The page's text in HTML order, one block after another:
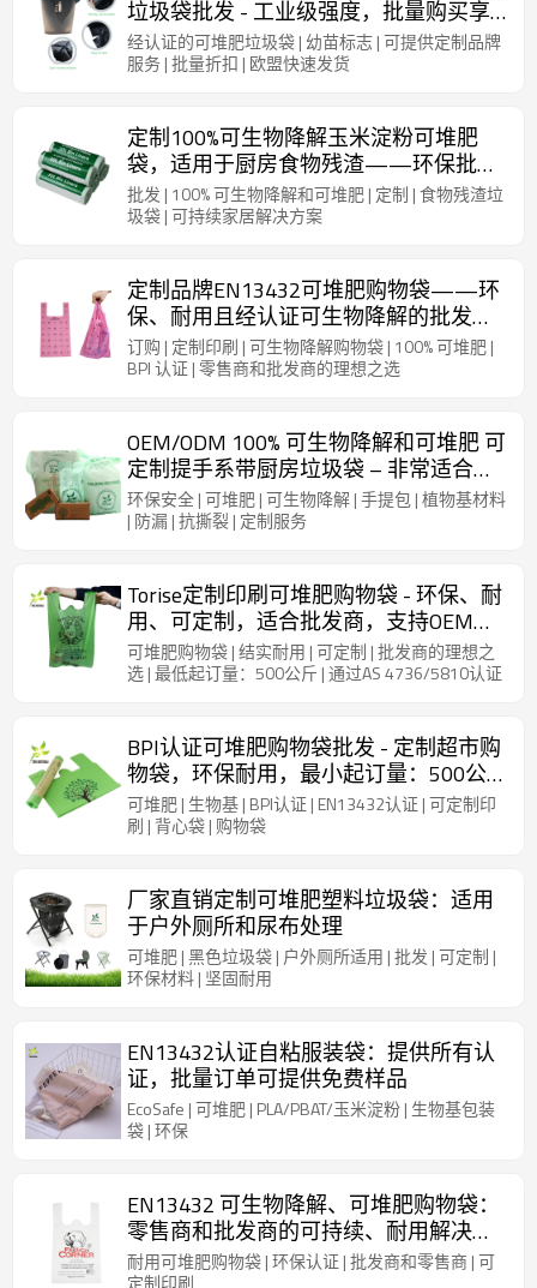
垃圾袋批发 - 工业级强度，批量购买享
折扣
经认证的可堆肥垃圾袋 | 幼苗标志 | 可提供定制品牌
服务 | 批量折扣 | 欧盟快速发货
定制100%可生物降解玉米淀粉可堆肥
袋，适用于厨房食物残渣——环保批发
解决方案
批发 | 100% 可生物降解和可堆肥 | 定制 | 食物残渣垃
圾袋 | 可持续家居解决方案
定制品牌EN13432可堆肥购物袋——环
保、耐用且经认证可生物降解的批发购
物袋
订购 | 定制印刷 | 可生物降解购物袋 | 100% 可堆肥 |
BPI 认证 | 零售商和批发商的理想之选
OEM/ODM 100% 可生物降解和可堆肥 可
定制提手系带厨房垃圾袋 – 非常适合品
牌商和批发供应商
环保安全 | 可堆肥 | 可生物降解 | 手提包 | 植物基材料
| 防漏 | 抗撕裂 | 定制服务
Torise定制印刷可堆肥购物袋 - 环保、耐
用、可定制，适合批发商，支持OEM和
ODM
可堆肥购物袋 | 结实耐用 | 可定制 | 批发商的理想之
选 | 最低起订量：500公斤 | 通过AS 4736/5810认证
BPI认证可堆肥购物袋批发 - 定制超市购
物袋，环保耐用，最小起订量：500公
斤
可堆肥 | 生物基 | BPI认证 | EN13432认证 | 可定制印
刷 | 背心袋 | 购物袋
厂家直销定制可堆肥塑料垃圾袋：适用
于户外厕所和尿布处理
可堆肥 | 黑色垃圾袋 | 户外厕所适用 | 批发 | 可定制 |
环保材料 | 坚固耐用
EN13432认证自粘服装袋：提供所有认
证，批量订单可提供免费样品
EcoSafe | 可堆肥 | PLA/PBAT/玉米淀粉 | 生物基包装
袋 | 环保
EN13432 可生物降解、可堆肥购物袋：
零售商和批发商的可持续、耐用解决方
案
耐用可堆肥购物袋 | 环保认证 | 批发商和零售商 | 可
定制印刷